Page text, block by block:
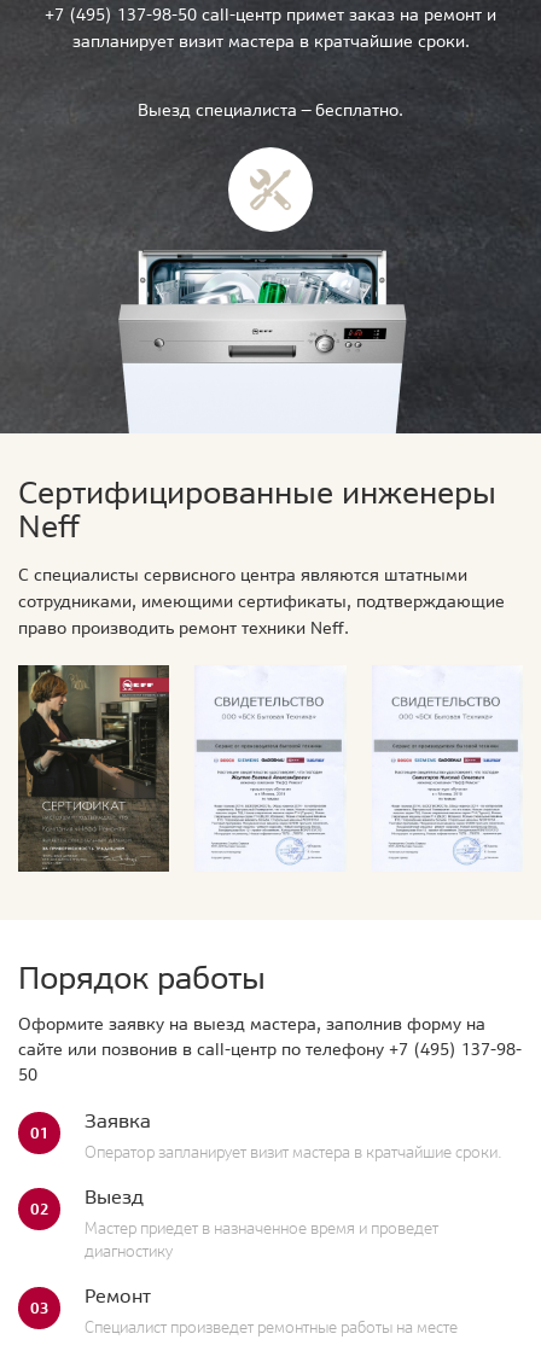
+7 (495) 137-98-50 call-центр примет заказ на ремонт и
запланирует визит мастера в кратчайшие сроки.
Выезд специалиста — бесплатно.
Сертифицированные инженеры
Neff
С специалисты сервисного центра являются штатными
сотрудниками, имеющими сертификаты, подтверждающие
право производить ремонт техники Neff.
Порядок работы
Оформите заявку на выезд мастера, заполнив форму на
сайте или позвонив в call-центр по телефону +7 (495) 137-98-
50
01 Заявка
Оператор запланирует визит мастера в кратчайшие сроки.
02 Выезд
Мастер приедет в назначенное время и проведет
диагностику
03 Ремонт
Специалист произведет ремонтные работы на месте